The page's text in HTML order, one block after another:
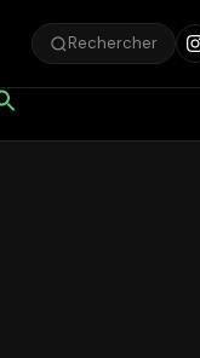
Rechercher